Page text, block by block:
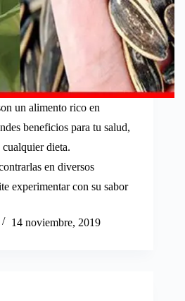
un alimento rico en
beneficios para tu salud,
cualquier dieta.
en diversos
experimentar con su sabor
14 noviembre, 2019